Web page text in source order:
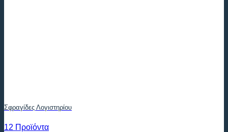
Σφραγίδες Λογιστηρίου
12 Προϊόντα